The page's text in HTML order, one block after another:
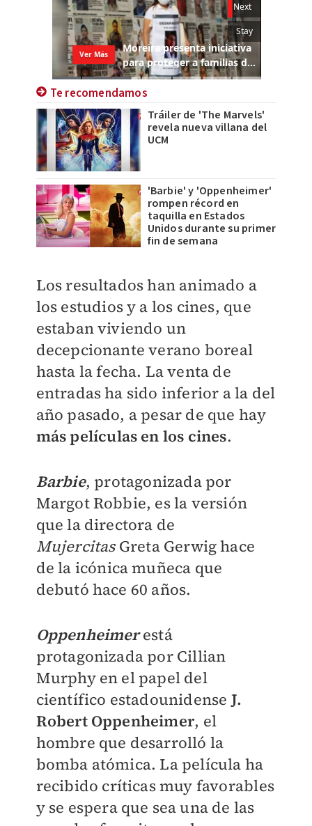
Te recomendamos
Tráiler de 'The Marvels'
revela nueva villana del
UCM
'Barbie' y 'Oppenheimer'
rompen récord en
taquilla en Estados
Unidos durante su primer
fin de semana
Los resultados han animado a
los estudios y a los cines, que
estaban viviendo un
decepcionante verano boreal
hasta la fecha. La venta de
entradas ha sido inferior a la del
año pasado, a pesar de que hay
más películas en los cines.
Barbie, protagonizada por
Margot Robbie, es la versión
que la directora de
MujercitasGreta Gerwig hace
de la icónica muñeca que
debutó hace 60 años.
Oppenheimerestá
protagonizada por Cillian
Murphy en el papel del
científico estadounidense J.
Robert Oppenheimer, el
hombre que desarrolló la
bomba atómica. La película ha
recibido críticas muy favorables
y se espera que sea una de las